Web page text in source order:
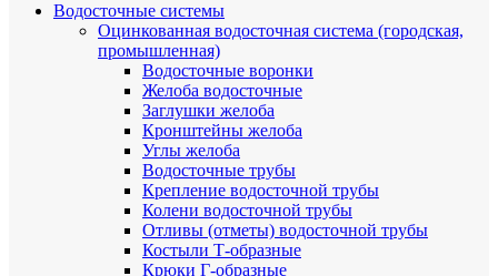
Водосточные системы
Оцинкованная водосточная система (городская,
промышленная)
Водосточные воронки
Желоба водосточные
Заглушки желоба
Кронштейны желоба
Углы желоба
Водосточные трубы
Крепление водосточной трубы
Колени водосточной трубы
Отливы (отметы) водосточной трубы
Костыли Т-образные
Крюки Г-образные